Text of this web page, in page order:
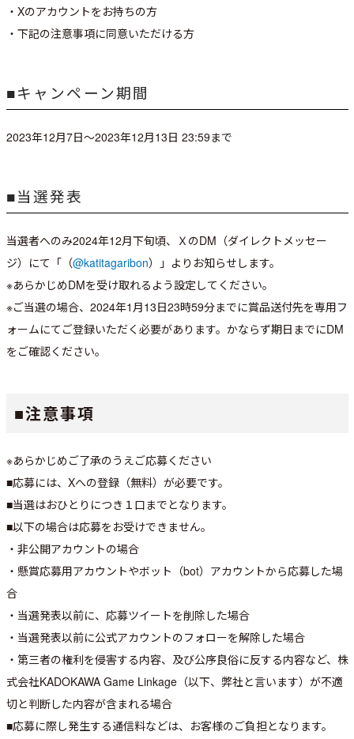
・Xのアカウントをお持ちの方
・下記の注意事項に同意いただける方
■キャンペーン期間
2023年12月7日～2023年12月13日 23:59まで
■当選発表
当選者へのみ2024年12月下旬頃、ＸのDM（ダイレクトメッセー
ジ）にて「（@katitagaribon）」よりお知らせします。
※あらかじめDMを受け取れるよう設定してください。
※ご当選の場合、2024年1月13日23時59分までに賞品送付先を専用フ
ォームにてご登録いただく必要があります。かならず期日までにDM
をご確認ください。
■注意事項
※あらかじめご了承のうえご応募ください
■応募には、Xへの登録（無料）が必要です。
■当選はおひとりにつき１口までとなります。
■以下の場合は応募をお受けできません。
・非公開アカウントの場合
・懸賞応募用アカウントやボット（bot）アカウントから応募した場
合
・当選発表以前に、応募ツイートを削除した場合
・当選発表以前に公式アカウントのフォローを解除した場合
・第三者の権利を侵害する内容、及び公序良俗に反する内容など、株
式会社KADOKAWA Game Linkage（以下、弊社と言います）が不適
切と判断した内容が含まれる場合
■応募に際し発生する通信料などは、お客様のご負担となります。